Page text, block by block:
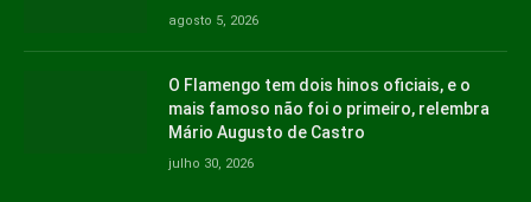
agosto 5, 2026
O Flamengo tem dois hinos oficiais, e o
mais famoso não foi o primeiro, relembra
Mário Augusto de Castro
julho 30, 2026